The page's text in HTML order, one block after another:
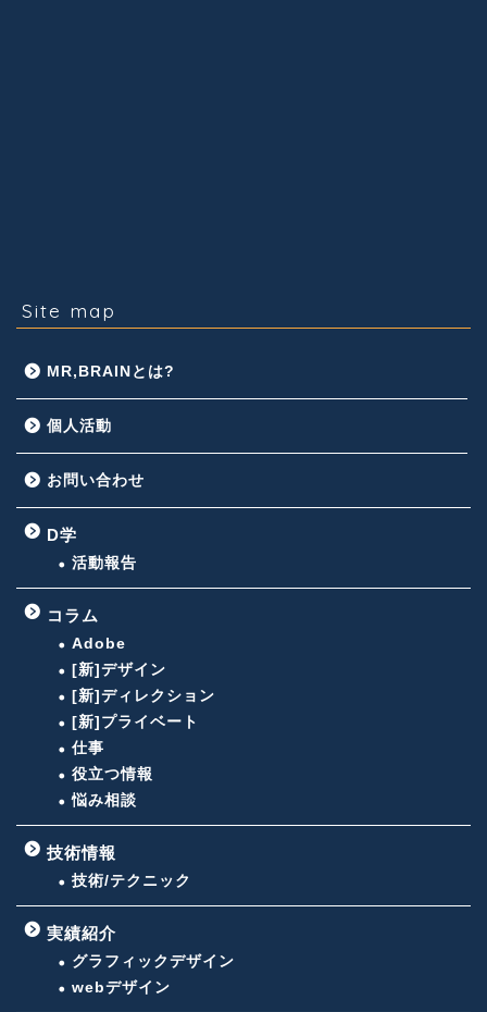
Site map
MR,BRAINとは?
個人活動
お問い合わせ
D学
活動報告
コラム
Adobe
[新]デザイン
[新]ディレクション
[新]プライベート
仕事
役立つ情報
悩み相談
技術情報
技術/テクニック
実績紹介
グラフィックデザイン
webデザイン